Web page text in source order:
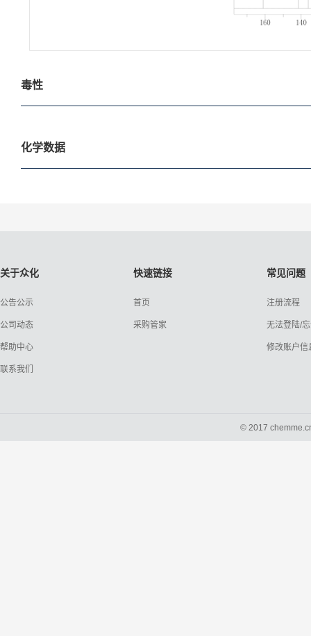
毒性
化学数据
关于众化
公告公示
公司动态
帮助中心
联系我们
快速链接
首页
采购管家
常见问题
注册流程
无法登陆/
修改账户信
© 2017